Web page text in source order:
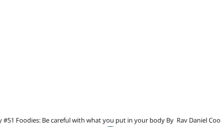
#51 Foodies: Be careful with what you put in your body By Rav Daniel